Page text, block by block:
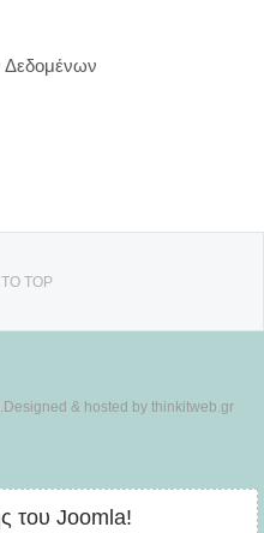
TOP
& hosted by thinkitweb.gr
του Joomla!